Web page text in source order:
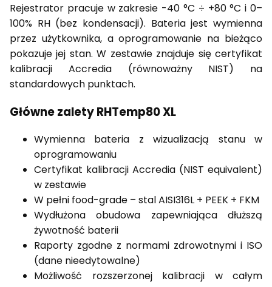
Rejestrator pracuje w zakresie -40 °C ÷ +80 °C i 0–
100% RH (bez kondensacji). Bateria jest wymienna
przez użytkownika, a oprogramowanie na bieżąco
pokazuje jej stan. W zestawie znajduje się certyfikat
kalibracji Accredia (równoważny NIST) na
standardowych punktach.
Główne zalety RHTemp80 XL
Wymienna bateria z wizualizacją stanu w
oprogramowaniu
Certyfikat kalibracji Accredia (NIST equivalent)
w zestawie
W pełni food-grade – stal AISI316L + PEEK + FKM
Wydłużona obudowa zapewniająca dłuższą
żywotność baterii
Raporty zgodne z normami zdrowotnymi i ISO
(dane nieedytowalne)
Możliwość rozszerzonej kalibracji w całym